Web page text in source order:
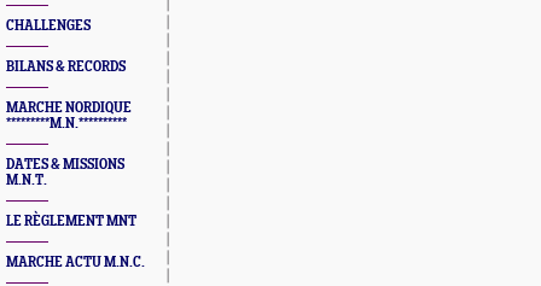
CHALLENGES
BILANS & RECORDS
MARCHE NORDIQUE
*********M.N.**********
DATES & MISSIONS
M.N.T.
LE RÈGLEMENT MNT
MARCHE ACTU M.N.C.